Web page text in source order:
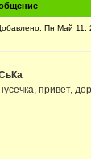
Пн Май 11,
привет,